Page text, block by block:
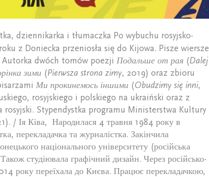
dziennikarka i tłumaczka Po wybuchu rosyjsko-
z Doniecka przeniosła się do Kijowa. Pisze wiersze
dwóch tomów poezji Подальше от рая(Dalej
зими(Pierwsza strona zimy, 2019) oraz zbioru
Ми прокинемось іншими(Obudzimy się inni,
rosyjskiego i polskiego na ukraiński oraz z
rosyjski. Stypendystka programu Ministerstwa Kultury
/ Ія Ківа, Народилася 4 травня 1984 року в
перекладачка та журналістка. Закінчила
національного університету (російська
Також студіювала графічний дизайн. Через російсько-
року переїхала до Києва. Працює перекладачкою,